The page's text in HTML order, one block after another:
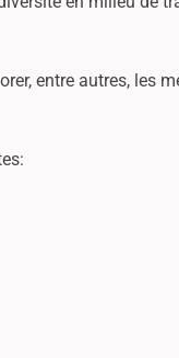
entre autres, les